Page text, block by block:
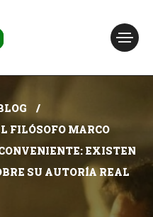
FILÓSOFO MARCO
EXISTEN
SU AUTORÍA REAL